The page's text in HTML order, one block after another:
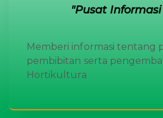
Pusat
Memberi informasi tentang
pembibitan serta
Hortikultura